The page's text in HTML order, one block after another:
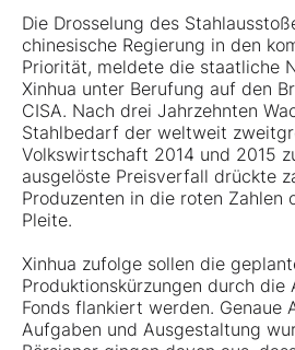
Kontakt
Die Drosselung des
chinesische Regierung in den
Priorität, meldete die staatliche
Xinhua unter Berufung auf den
CISA. Nach drei Jahrzehnten
Stahlbedarf der weltweit
Volkswirtschaft 2014 und 2015
ausgelöste Preisverfall drückte
Produzenten in die roten Zahlen
Pleite.
Xinhua zufolge sollen die
Produktionskürzungen durch die
Fonds flankiert werden. Genaue
Aufgaben und Ausgestaltung